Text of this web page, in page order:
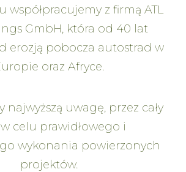
współpracujemy z firmą ATL
GmbH, która od 40 lat
erozją pobocza autostrad w
oraz Afryce.
najwyższą uwagę, przez cały
w celu prawidłowego i
wykonania powierzonych
projektów.